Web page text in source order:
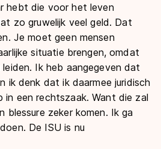
hebt die voor het leven
zo gruwelijk veel geld. Dat
Je moet geen mensen
situatie brengen, omdat
Ik heb aangegeven dat
ik denk dat ik daarmee juridisch
in een rechtszaak. Want die zal
blessure zeker komen. Ik ga
De ISU is nu